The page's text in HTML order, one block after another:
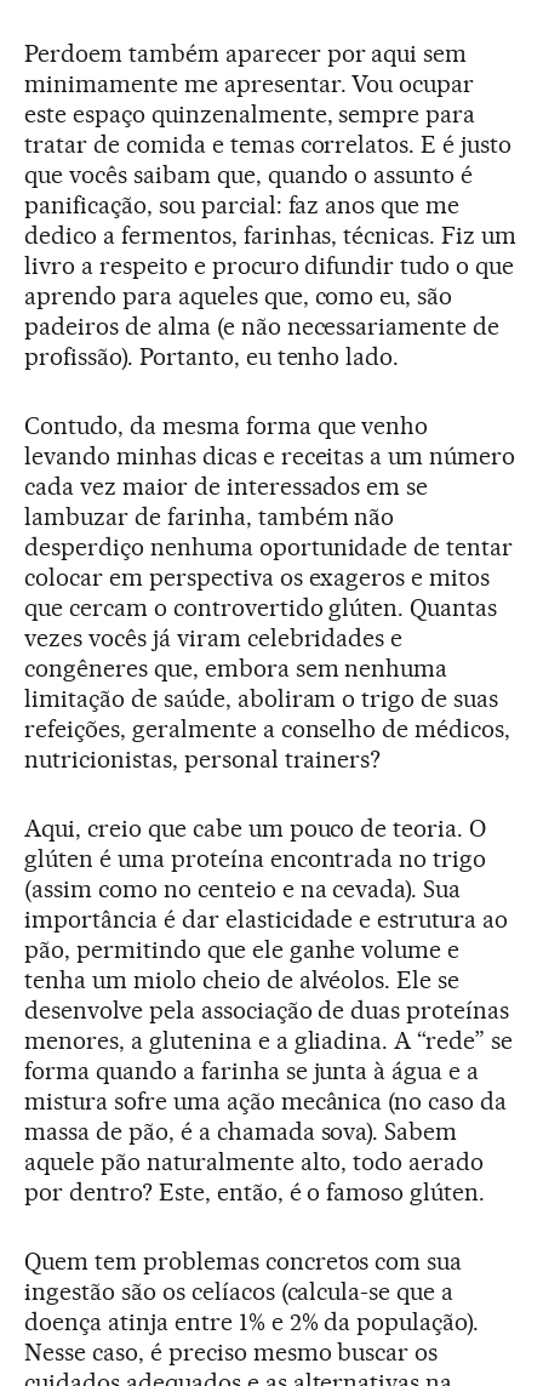
Perdoem também aparecer por aqui sem
minimamente me apresentar. Vou ocupar
este espaço quinzenalmente, sempre para
tratar de comida e temas correlatos. E é justo
que vocês saibam que, quando o assunto é
panificação, sou parcial: faz anos que me
dedico a fermentos, farinhas, técnicas. Fiz um
livro a respeito e procuro difundir tudo o que
aprendo para aqueles que, como eu, são
padeiros de alma (e não necessariamente de
profissão). Portanto, eu tenho lado.
Contudo, da mesma forma que venho
levando minhas dicas e receitas a um número
cada vez maior de interessados em se
lambuzar de farinha, também não
desperdiço nenhuma oportunidade de tentar
colocar em perspectiva os exageros e mitos
que cercam o controvertido glúten. Quantas
vezes vocês já viram celebridades e
congêneres que, embora sem nenhuma
limitação de saúde, aboliram o trigo de suas
refeições, geralmente a conselho de médicos,
nutricionistas, personal trainers?
Aqui, creio que cabe um pouco de teoria. O
glúten é uma proteína encontrada no trigo
(assim como no centeio e na cevada). Sua
importância é dar elasticidade e estrutura ao
pão, permitindo que ele ganhe volume e
tenha um miolo cheio de alvéolos. Ele se
desenvolve pela associação de duas proteínas
menores, a glutenina e a gliadina. A “rede” se
forma quando a farinha se junta à água e a
mistura sofre uma ação mecânica (no caso da
massa de pão, é a chamada sova). Sabem
aquele pão naturalmente alto, todo aerado
por dentro? Este, então, é o famoso glúten.
Quem tem problemas concretos com sua
ingestão são os celíacos (calcula-se que a
doença atinja entre 1% e 2% da população).
Nesse caso, é preciso mesmo buscar os